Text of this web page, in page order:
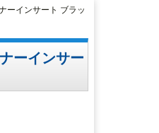
ーインサート ブラッ
ーインサー